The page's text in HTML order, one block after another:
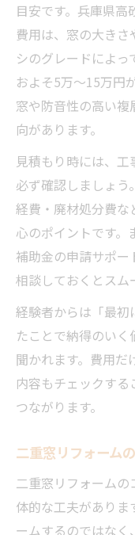
目安です。兵庫県
費用は、窓の大き
シのグレードによ
およそ5万～15万円
窓や防音性の高い
向があります。
見積もり時には、
必ず確認しましょ
経費・廃材処分費
心のポイントです。
補助金の申請サポ
相談しておくとスム
経験者からは「最初
たことで納得のいく
聞かれます。費用
内容もチェックす
つながります。
二重窓リフォーム
二重窓リフォーム
体的な工夫がありま
ームするのではな